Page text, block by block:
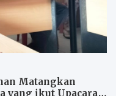
Matangkan
yang ikut Upacara